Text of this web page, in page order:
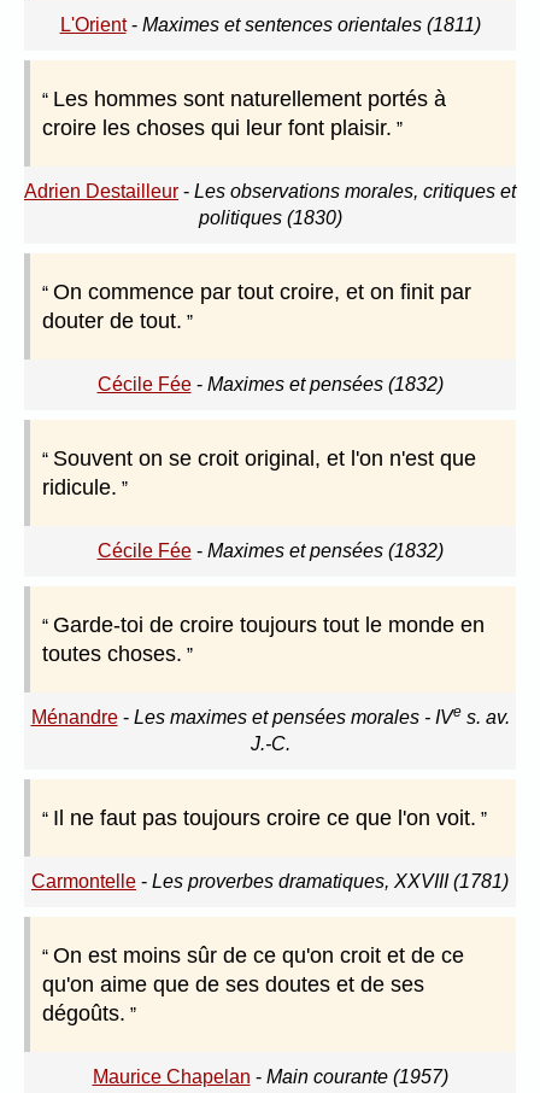
L'Orient- Maximes et sentences orientales (1811)
Les hommes sont naturellement portés à
croire les choses qui leur font plaisir.
Adrien Destailleur - Les observations morales, critiques et
politiques (1830)
On commence par tout croire, et on finit par
douter de tout.
Cécile Fée- Maximes et pensées (1832)
Souvent on se croit original, et l'on n'est que
ridicule.
Cécile Fée- Maximes et pensées (1832)
Garde-toi de croire toujours tout le monde en
toutes choses.
Ménandre- Les maximes et pensées morales - IVes. av.
J.-C.
Il ne faut pas toujours croire ce que l'on voit.
Carmontelle - Les proverbes dramatiques, XXVIII (1781)
On est moins sûr de ce qu'on croit et de ce
qu'on aime que de ses doutes et de ses
dégoûts.
Maurice Chapelan - Main courante (1957)